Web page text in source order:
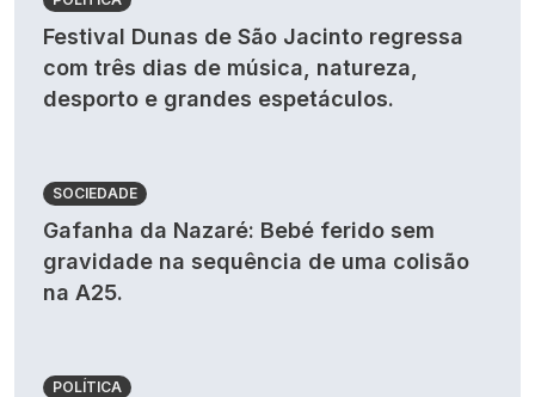
Festival Dunas de São Jacinto regressa
com três dias de música, natureza,
desporto e grandes espetáculos.
SOCIEDADE
Gafanha da Nazaré: Bebé ferido sem
gravidade na sequência de uma colisão
na A25.
POLÍTICA